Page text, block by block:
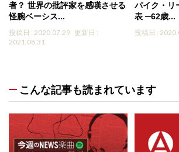
者？ 世界の批評家を感嘆させる
怪腕ベーシス...
投稿日 : 2020.07.29 更新日 :
2021.08.31
パイク・リ
表 ─62歳...
投稿日 :
こんな記事も読まれています